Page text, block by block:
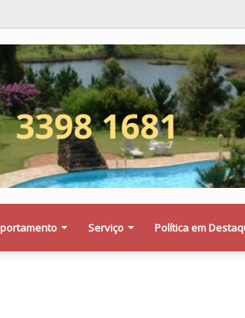
Jurídica da Câmara de Maringá deu
Serviço Política em